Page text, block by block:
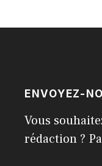
ENVOYEZ-
Vous
rédaction ?